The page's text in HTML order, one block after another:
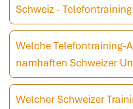
Schweiz -
Welche Telefontraining-
namhaften Schweizer
Welcher Schweizer